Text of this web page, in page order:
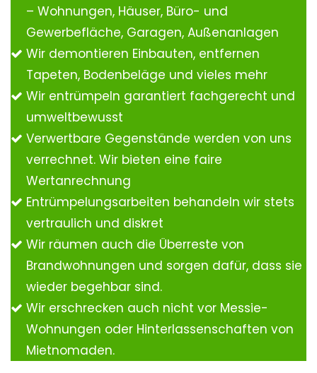
– Wohnungen, Häuser, Büro- und
Gewerbefläche, Garagen, Außenanlagen
Wir demontieren Einbauten, entfernen
Tapeten, Bodenbeläge und vieles mehr
Wir entrümpeln garantiert fachgerecht und
umweltbewusst
Verwertbare Gegenstände werden von uns
verrechnet. Wir bieten eine faire
Wertanrechnung
Entrümpelungsarbeiten behandeln wir stets
vertraulich und diskret
Wir räumen auch die Überreste von
Brandwohnungen und sorgen dafür, dass sie
wieder begehbar sind.
Wir erschrecken auch nicht vor Messie-
Wohnungen oder Hinterlassenschaften von
Mietnomaden.